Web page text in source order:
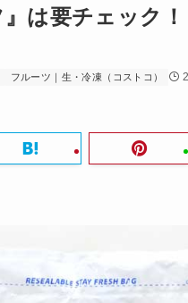
は要チェック
フルーツ｜生・冷凍（コストコ）